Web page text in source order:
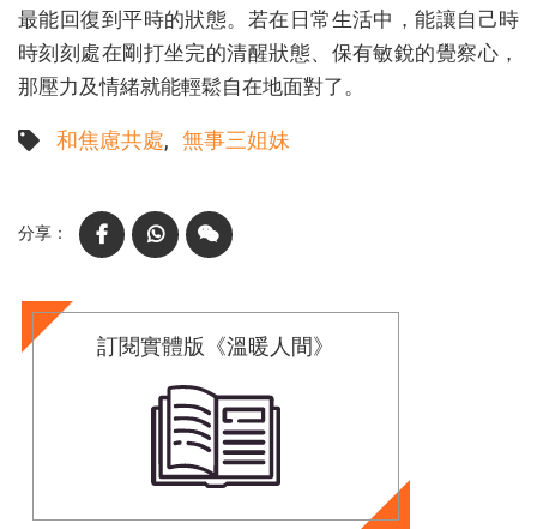
最能回復到平時的狀態。若在日常生活中，能讓自己時
時刻刻處在剛打坐完的清醒狀態、保有敏銳的覺察心，
那壓力及情緒就能輕鬆自在地面對了。
和焦慮共處 無事三姐妹
FacebookWhatsAppWeChat
訂閱實體版《溫暖人間》